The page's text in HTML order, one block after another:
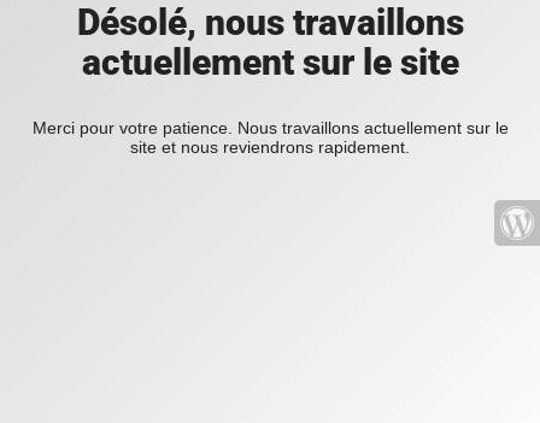
Désolé, nous travaillons
actuellement sur le site
Merci pour votre patience. Nous travaillons actuellement sur le
site et nous reviendrons rapidement.